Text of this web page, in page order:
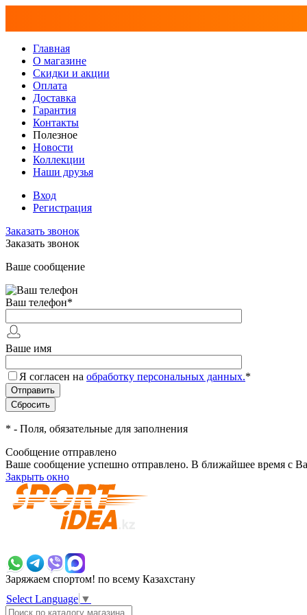
Главная
О магазине
Скидки и акции
Оплата
Доставка
Гарантия
Контакты
Полезное
Новости
Коллекции
Наши друзья
Вход
Регистрация
Заказать звонок
Заказать звонок
Ваше сообщение
Ваш телефон*
Ваше имя
Я согласен на обработку персональных данных.*
* - Поля, обязательные для заполнения
Сообщение отправлено
Ваше сообщение успешно отправлено. В ближайшее время с
Закрыть окно
Заряжаем спортом! по всему Казахстану
Select Language ▼